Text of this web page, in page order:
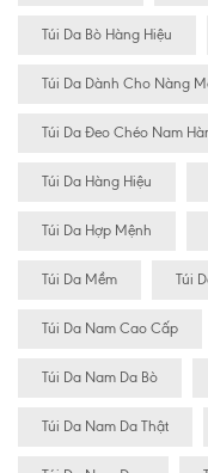
Túi Da Bò Hàng Hiệu
Túi Da Dành Cho Nàng
Túi Da Đeo Chéo Nam
Túi Da Hàng Hiệu
Túi Da Hợp Mệnh
Túi Da Mềm Túi
Túi Da Nam Cao Cấp
Túi Da Nam Da Bò
Túi Da Nam Da Thật